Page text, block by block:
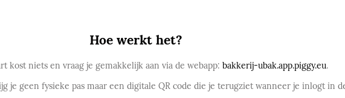
Hoe werkt het?
kost niets en vraag je gemakkelijk aan via de webapp: bakkerij-ubak.app.piggy.eu.
je geen fysieke pas maar een digitale QR code die je terugziet wanneer je inlogt in